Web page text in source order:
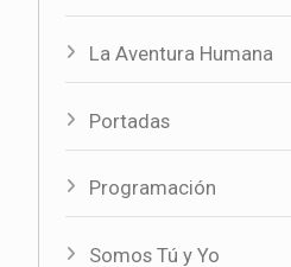
La Aventura Humana
Portadas
Programación
Somos Tú y Yo